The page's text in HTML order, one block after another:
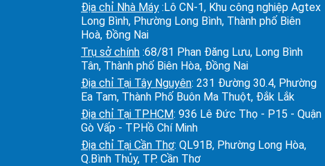
Địa chỉ Nhà Máy :Lô CN-1, Khu công nghiệp Agtex
Long Bình, Phường Long Bình, Thành phố Biên
Hoà, Đồng Nai
Trụ sở chính :68/81 Phan Đăng Lưu, Long Bình
Tân, Thành phố Biên Hòa, Đồng Nai
Địa chỉ Tại Tây Nguyên: 231 Đường 30.4, Phường
Ea Tam, Thành Phố Buôn Ma Thuột, Đắk Lắk
Địa chỉ Tại TPHCM: 936 Lê Đức Thọ - P15 - Quận
Gò Vấp - TP.Hồ Chí Minh
Địa chỉ Tại Cần Thơ: QL91B, Phường Long Hòa,
Q.Bình Thủy, TP. Cần Thơ